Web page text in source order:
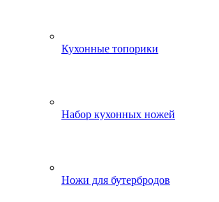
Кухонные топорики
Набор кухонных ножей
Ножи для бутербродов